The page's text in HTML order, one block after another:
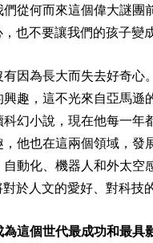
從何而來這個偉大謎團
也不要讓我們的孩子變
因為長大而失去好奇心
趣，這不光來自亞馬
幻小說，現在他每一年
他也在這兩個領域，
動化、機器人和外太
於人文的愛好、對科技
這個世代最成功和最